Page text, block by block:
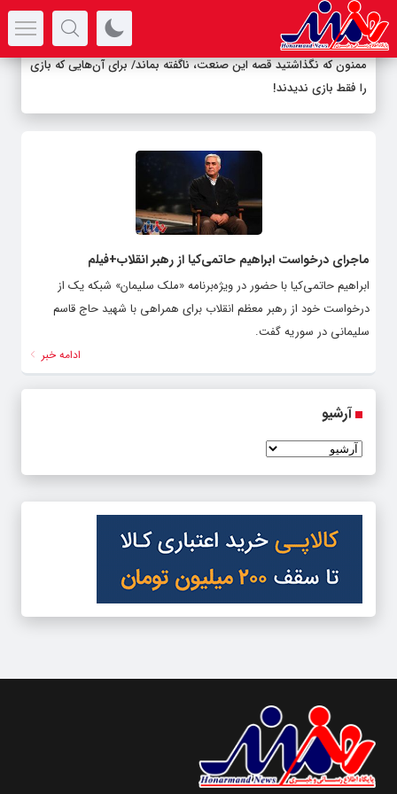
ممنون که نگذاشتید قصه این صنعت، ناگفته بماند/ برای آن‌هایی که بازی
را فقط بازی ندیدند!
ماجرای درخواست ابراهیم حاتمی‌کیا از رهبر انقلاب+فیلم
ابراهیم حاتمی‌کیا با حضور در ویژه‌برنامه «ملک سلیمان» شبکه یک از
درخواست خود از رهبر معظم انقلاب برای همراهی با شهید حاج قاسم
سلیمانی در سوریه گفت.
ادامه خبر
آرشیو